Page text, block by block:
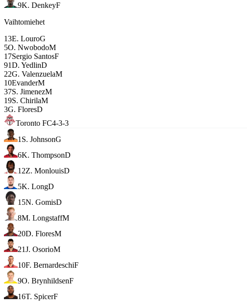
9K. DenkeyF
Vaihtomiehet
13E. LouroG
5O. NwobodoM
17Sergio SantosF
91D. YedlinD
22G. ValenzuelaM
10EvanderM
37S. JimenezM
19S. ChirilaM
3G. FloresD
Toronto FC4-3-3
1 S. JohnsonG
6K. ThompsonD
12Z. MonlouisD
5K. LongD
15N. GomisD
8M. LongstaffM
20D. FloresM
21J. OsorioM
10F. BernardeschiF
9O. BrynhildsenF
16T. SpicerF